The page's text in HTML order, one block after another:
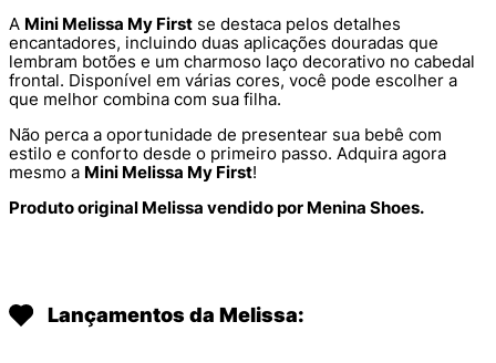
A Mini Melissa My First se destaca pelos detalhes
encantadores, incluindo duas aplicações douradas que
lembram botões e um charmoso laço decorativo no cabedal
frontal. Disponível em várias cores, você pode escolher a
que melhor combina com sua filha.
Não perca a oportunidade de presentear sua bebê com
estilo e conforto desde o primeiro passo. Adquira agora
mesmo a Mini Melissa My First!
Produto original Melissa vendido por Menina Shoes.
Lançamentos da Melissa: